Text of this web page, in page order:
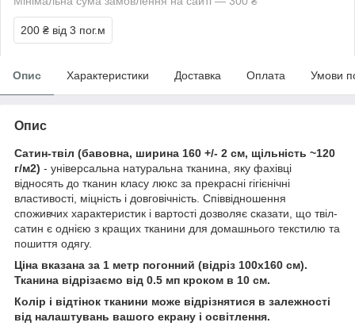
200 ₴ від 3 пог.м
Опис Характеристики Доставка Оплата Умови
Опис
Сатин-твіл (бавовна, ширина 160 +/- 2 см, щільність ~120
г/м2) - універсальна натуральна тканина, яку фахівці
відносять до тканин класу люкс за прекрасні гігієнічні
властивості, міцність і довговічність. Співвідношення
споживчих характеристик і вартості дозволяє сказати, що твіл-
сатин є однією з кращих тканини для домашнього текстилю та
пошиття одягу.
Ціна вказана за 1 метр погонний (відріз 100х160 см).
Тканина відрізаємо від 0.5 мп кроком в 10 см.
Колір і відтінок тканини може відрізнятися в залежності
від налаштувань вашого екрану і освітлення.